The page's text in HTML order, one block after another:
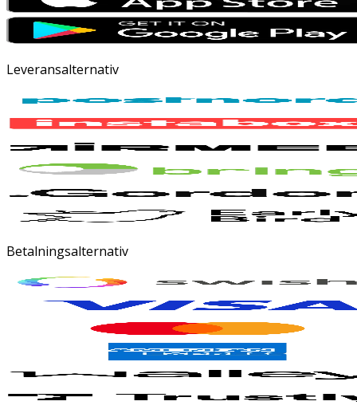
Leveransalternativ
Betalningsalternativ